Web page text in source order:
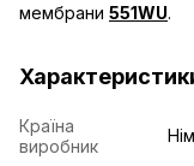
мембрани 551WU.
Країна
виробник